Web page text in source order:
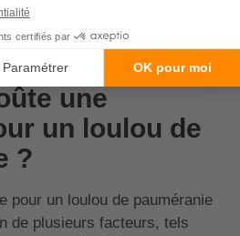
une
un loulou de
?
pour un loulou de pauméranie
de plusieurs facteurs, tels